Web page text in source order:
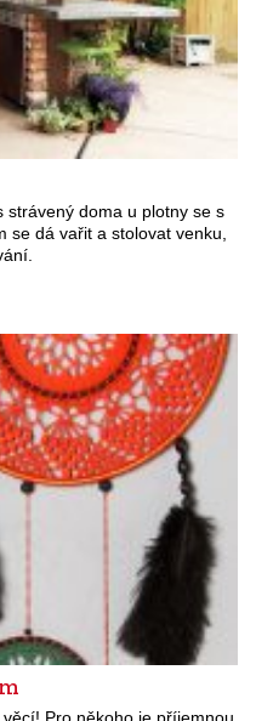
strávený doma u plotny se s
dá vařit a stolovat venku,
Pro někoho je příjemnou